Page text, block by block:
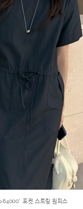
포켓 스트링 원피스